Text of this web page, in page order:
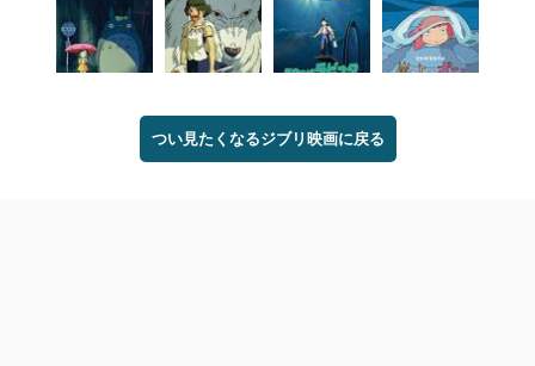
つい見たくなるジブリ映画に戻る